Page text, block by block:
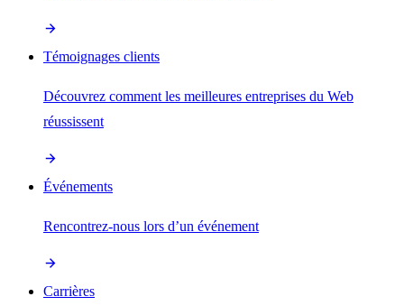
Témoignages clients
Découvrez comment les meilleures entreprises du Web
réussissent
Événements
Rencontrez-nous lors d’un événement
Carrières